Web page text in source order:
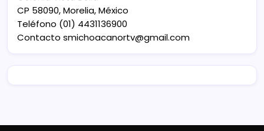
CP 58090, Morelia, México
Teléfono (01) 4431136900
Contacto smichoacanortv@gmail.com